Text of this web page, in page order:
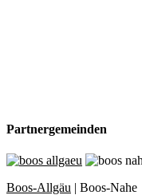
Partnergemeinden
Boos-Allgäu | Boos-Nahe